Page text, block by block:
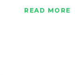
READ MORE